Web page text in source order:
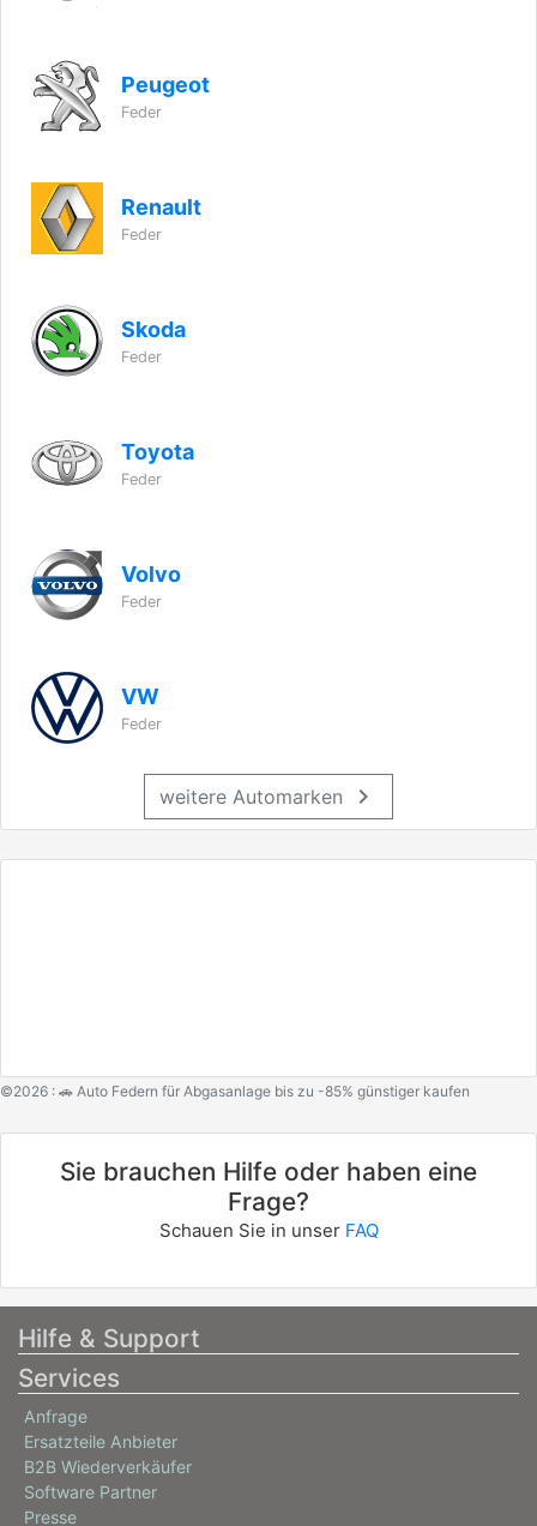
Peugeot
Feder
Renault
Feder
Skoda
Feder
Toyota
Feder
Volvo
Feder
VW
Feder
weitere Automarken chevron_right
©2026 : 🚗 Auto Federn für Abgasanlage bis zu -85% günstiger kaufen
Sie brauchen Hilfe oder haben eine
Frage?
Schauen Sie in unser FAQ
Hilfe & Support
Services
Anfrage
Ersatzteile Anbieter
B2B Wiederverkäufer
Software Partner
Presse